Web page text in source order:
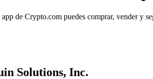
de Crypto.com puedes comprar, vender
Solutions, Inc.